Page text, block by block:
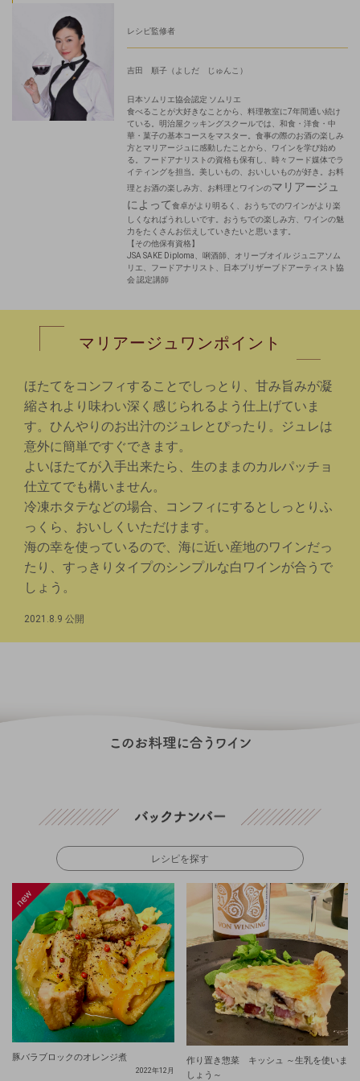
レシピ監修者
吉田 順子（よしだ じゅんこ）
日本ソムリエ協会認定 ソムリエ
食べることが大好きなことから、料理教室に7年間通い続け
ている。明治屋クッキングスクールでは、和食・洋食・中
華・菓子の基本コースをマスター。食事の際のお酒の楽しみ
方とマリアージュに感動したことから、ワインを学び始め
る。フードアナリストの資格も保有し、時々フード媒体でラ
イティングを担当。美しいもの、おいしいものが好き。お料
理とお酒の楽しみ方、お料理とワインのマリアージュ
によって食卓がより明るく、おうちでのワインがより楽
しくなればうれしいです。おうちでの楽しみ方、ワインの魅
力をたくさんお伝えしていきたいと思います。
【その他保有資格】
JSA SAKE Diploma、唎酒師、オリーブオイル ジュニアソム
リエ、フードアナリスト、日本プリザーブドアーティスト協
会 認定講師
マリアージュ ワンポイント
ほたてをコンフィすることでしっとり、甘み旨みが凝
縮されより味わい深く感じられるよう仕上げていま
す。ひんやりのお出汁のジュレとぴったり。ジュレは
意外に簡単ですぐできます。
よいほたてが入手出来たら、生のままのカルパッチョ
仕立てでも構いません。
冷凍ホタテなどの場合、コンフィにするとしっとりふ
っくら、おいしくいただけます。
海の幸を使っているので、海に近い産地のワインだっ
たり、すっきりタイプのシンプルな白ワインが合うで
しょう。
2021.8.9 公開
レシピを探す
豚バラブロックのオレンジ煮
2022年12月
作り置き惣菜 キッシュ ～生乳を使いま
しょう～